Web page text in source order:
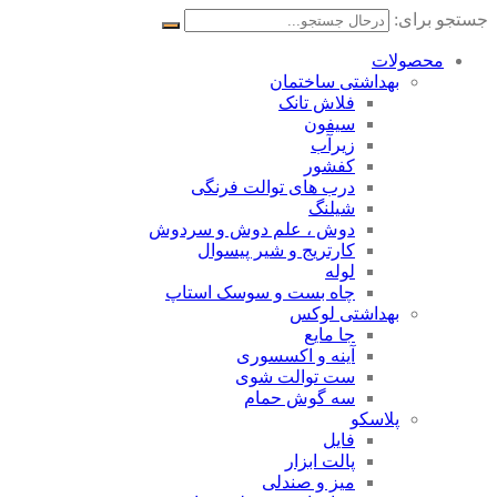
جستجو برای:
محصولات
بهداشتی ساختمان
فلاش تانک
سیفون
زیرآب
کفشور
درب های توالت فرنگی
شیلنگ
دوش ، علم دوش و سردوش
کارتریج و شیر پیسوال
لوله
چاه بست و سوسک استاپ
بهداشتی لوکس
جا مایع
آینه و اکسسوری
ست توالت شوی
سه گوش حمام
پلاسکو
فایل
پالت ابزار
میز و صندلی